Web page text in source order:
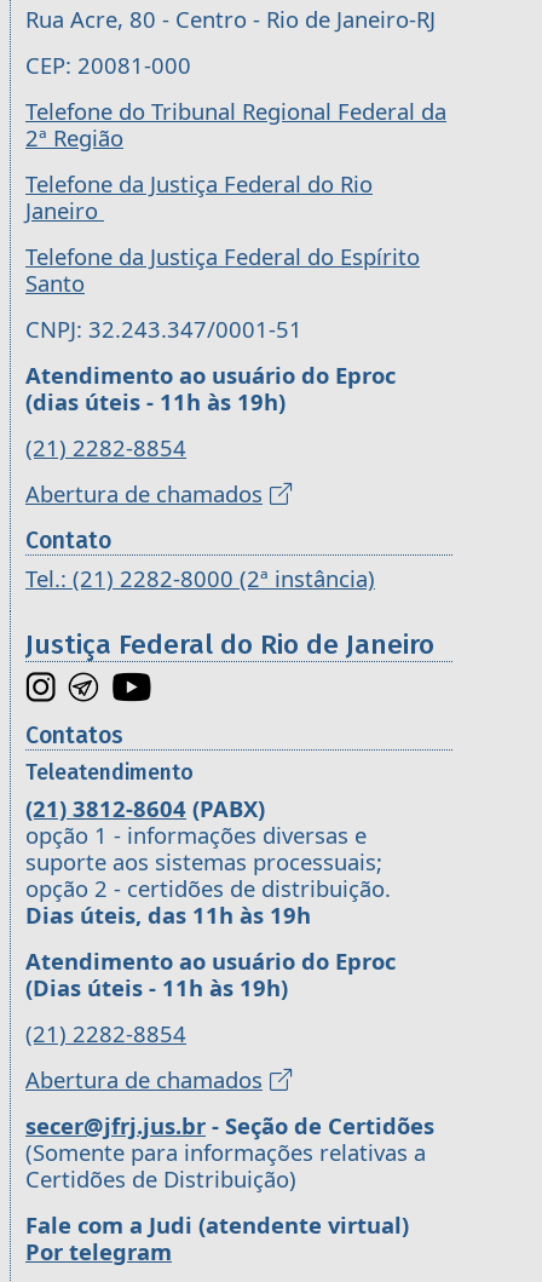
Rua Acre, 80 - Centro - Rio de Janeiro-RJ
CEP: 20081-000
Telefone do Tribunal Regional Federal da
2ª Região
Telefone da Justiça Federal do Rio
Janeiro
Telefone da Justiça Federal do Espírito
Santo
CNPJ: 32.243.347/0001-51
Atendimento ao usuário do Eproc
(dias úteis - 11h às 19h)
(21) 2282-8854
Abertura de chamados
Contato
Tel.: (21) 2282-8000 (2ª instância)
Justiça Federal do Rio de Janeiro
Contatos
Teleatendimento
(21) 3812-8604 (PABX)
opção 1 - informações diversas e
suporte aos sistemas processuais;
opção 2 - certidões de distribuição.
Dias úteis, das 11h às 19h
Atendimento ao usuário do Eproc
(Dias úteis - 11h às 19h)
(21) 2282-8854
Abertura de chamados
secer@jfrj.jus.br - Seção de Certidões
(Somente para informações relativas a
Certidões de Distribuição)
Fale com a Judi (atendente virtual)
Por telegram